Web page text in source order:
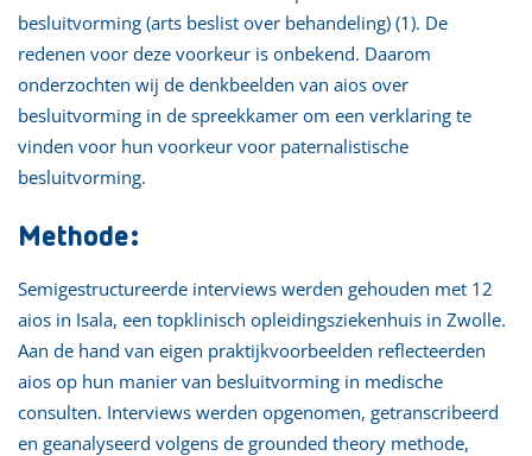
besluitvorming (arts beslist over behandeling) (1). De
redenen voor deze voorkeur is onbekend. Daarom
onderzochten wij de denkbeelden van aios over
besluitvorming in de spreekkamer om een verklaring te
vinden voor hun voorkeur voor paternalistische
besluitvorming.
Methode:
Semigestructureerde interviews werden gehouden met 12
aios in Isala, een topklinisch opleidingsziekenhuis in Zwolle.
Aan de hand van eigen praktijkvoorbeelden reflecteerden
aios op hun manier van besluitvorming in medische
consulten. Interviews werden opgenomen, getranscribeerd
en geanalyseerd volgens de grounded theory methode,